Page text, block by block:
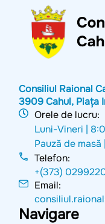
Consiliul Raional
3909 Cahul, Piața
Orele de lucru:
Luni-Vineri |
Pauză de
Telefon:
+(373)
Email:
Navigare